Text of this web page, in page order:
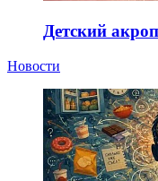
Детский
Новости